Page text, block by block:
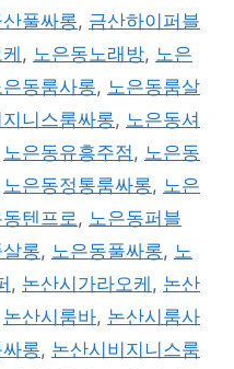
산풀싸롱, 금산하이퍼블
, 노은동노래방, 노은
은동룸사롱, 노은동룸살
니스룸싸롱, 노은동셔
노은동유흥주점 , 노은동
노은동정통룸싸롱, 노은
동텐프로 , 노은동퍼블
롱, 노은동풀싸롱, 노
, 논산시가라오케 , 논산
논산시룸바, 논산시룸사
롱, 논산시비지니스룸